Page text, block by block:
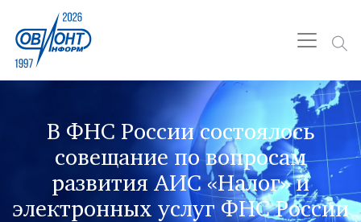
В ФНС России состоялось
совещание по вопросам
развития АИС «Налог» и
электронных услуг ФНС России